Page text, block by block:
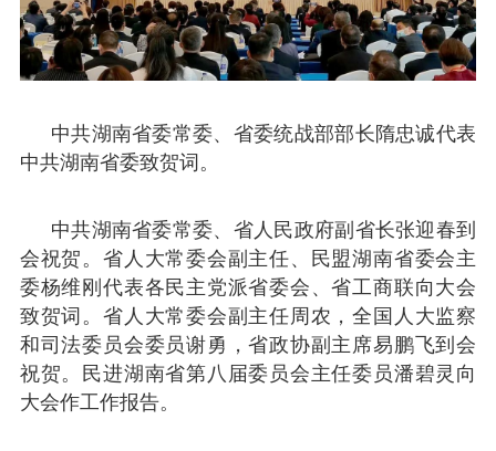
中共湖南省委常委、省委统战部部长隋忠诚代表
中共湖南省委致贺词。
中共湖南省委常委、省人民政府副省长张迎春到
会祝贺。省人大常委会副主任、民盟湖南省委会主
委杨维刚代表各民主党派省委会、省工商联向大会
致贺词。省人大常委会副主任周农，全国人大监察
和司法委员会委员谢勇，省政协副主席易鹏飞到会
祝贺。民进湖南省第八届委员会主任委员潘碧灵向
大会作工作报告。